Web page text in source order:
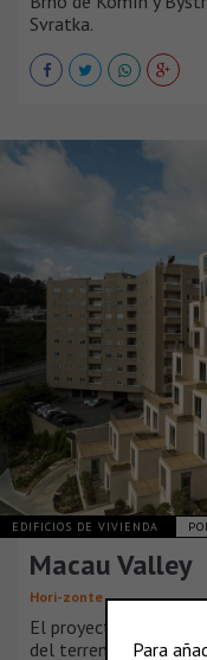
Svratka.
EDIFICIOS DE VIVIENDA
Macau Valley
Hori-zonte
El proyecto surge de
del terreno y del